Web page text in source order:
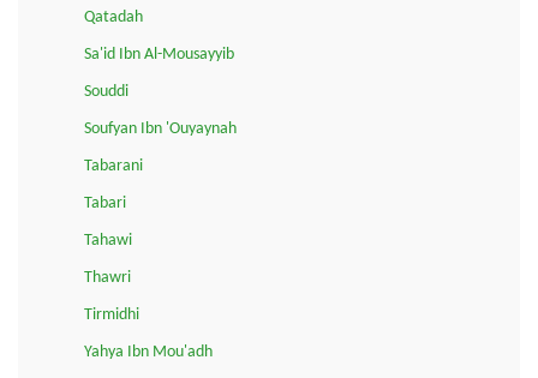
Qatadah
Sa'id Ibn Al-Mousayyib
Souddi
Soufyan Ibn 'Ouyaynah
Tabarani
Tabari
Tahawi
Thawri
Tirmidhi
Yahya Ibn Mou'adh